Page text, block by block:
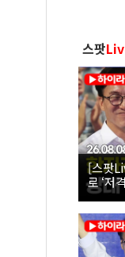
스팟
[스팟
로 ‘저
보 인